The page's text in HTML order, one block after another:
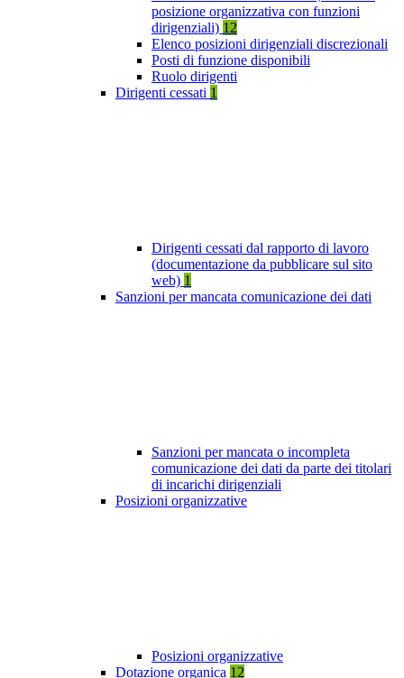
posizione organizzativa con funzioni
dirigenziali) 12
Elenco posizioni dirigenziali discrezionali
Posti di funzione disponibili
Ruolo dirigenti
Dirigenti cessati 1
Dirigenti cessati dal rapporto di lavoro
(documentazione da pubblicare sul sito
web) 1
Sanzioni per mancata comunicazione dei dati
Sanzioni per mancata o incompleta
comunicazione dei dati da parte dei titolari
di incarichi dirigenziali
Posizioni organizzative
Posizioni organizzative
Dotazione organica 12